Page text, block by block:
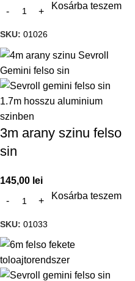
Kosárba teszem
SKU: 01026
3m arany szinu felso
sin
145,00 lei
Kosárba teszem
SKU: 01033